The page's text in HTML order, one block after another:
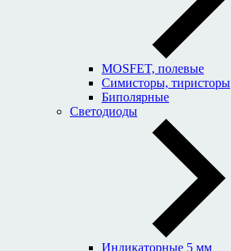
MOSFET, полевые
Симисторы, тиристоры
Биполярные
Светодиоды
Индикаторные 5 мм